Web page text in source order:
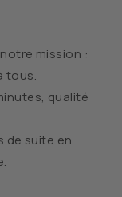
mission :
tous.
qualité
de suite en